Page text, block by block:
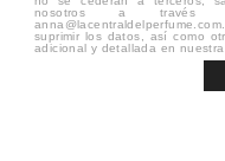
nosotros a través de
suprimir los datos, así como
adicional y detallada en nuestra